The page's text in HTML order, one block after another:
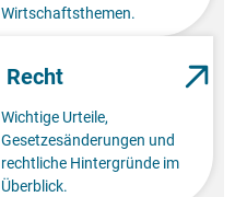
Wirtschaftsthemen.
Recht
Wichtige Urteile,
Gesetzesänderungen und
rechtliche Hintergründe im
Überblick.